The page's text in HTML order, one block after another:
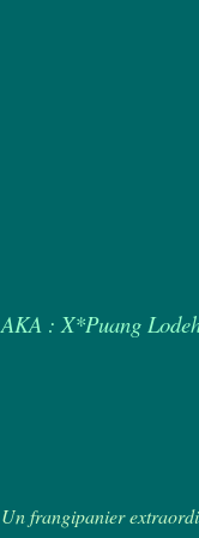
AKA : X*Puang
Un frangipanier